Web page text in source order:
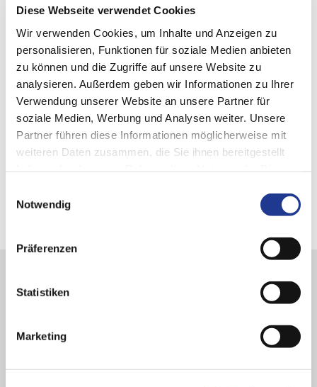
Diese Webseite verwendet Cookies
Wir verwenden Cookies, um Inhalte und Anzeigen zu
personalisieren, Funktionen für soziale Medien anbieten
zu können und die Zugriffe auf unsere Website zu
analysieren. Außerdem geben wir Informationen zu Ihrer
Verwendung unserer Website an unsere Partner für
soziale Medien, Werbung und Analysen weiter. Unsere
Partner führen diese Informationen möglicherweise mit
weiteren Daten zusammen, die Sie ihnen bereitgestellt
Notwendig
Präferenzen
Statistiken
Marketing
Bleiben
Unser Newsletter DVS NOW informiert Sie über Neuigkeiten
selbstverständlich auch über Aktuelles von der DVS Group